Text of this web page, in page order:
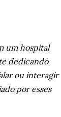
um hospital
dedicando
ou interagir
por esses